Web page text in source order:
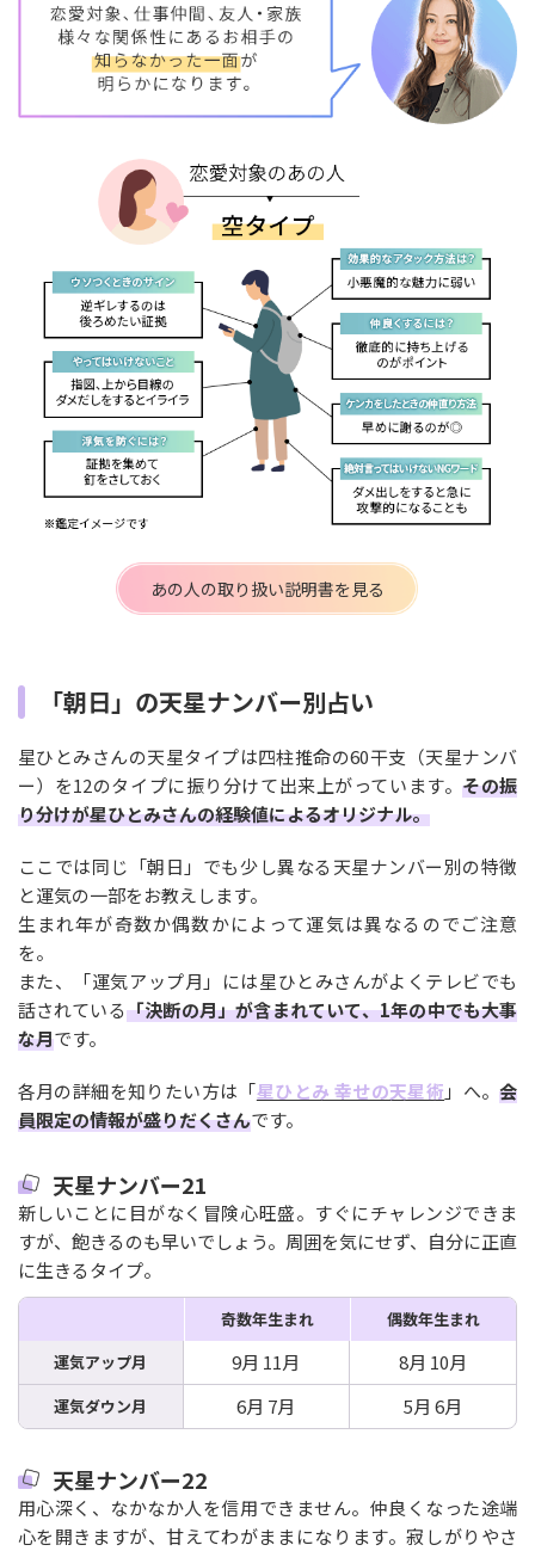
あの人の取り扱い説明書を見る
「朝日」の天星ナンバー別占い
星ひとみさんの天星タイプは四柱推命の60干支（天星ナンバ
ー）を12のタイプに振り分けて出来上がっています。その振
り分けが星ひとみさんの経験値によるオリジナル。
ここでは同じ「朝日」でも少し異なる天星ナンバー別の特徴
と運気の一部をお教えします。
生まれ年が奇数か偶数かによって運気は異なるのでご注意
を。
また、「運気アップ月」には星ひとみさんがよくテレビでも
話されている「決断の月」が含まれていて、1年の中でも大事
な月です。
各月の詳細を知りたい方は「星ひとみ 幸せの天星術 」へ。会
員限定の情報が盛りだくさんです。
天星ナンバー21
新しいことに目がなく冒険心旺盛。すぐにチャレンジできま
すが、飽きるのも早いでしょう。周囲を気にせず、自分に正直
に生きるタイプ。
奇数年生まれ
偶数年生まれ
運気アップ月
9月 11月 8月 10月
運気ダウン月 6月 7月 5月 6月
天星ナンバー22
用心深く、なかなか人を信用できません。仲良くなった途端
心を開きますが、甘えてわがままになります。寂しがりやさ